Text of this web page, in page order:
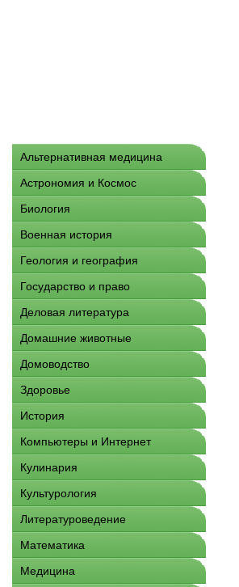
Альтернативная медицина
Астрономия и Космос
Биология
Военная история
Геология и география
Государство и право
Деловая литература
Домашние животные
Домоводство
Здоровье
История
Компьютеры и Интернет
Кулинария
Культурология
Литературоведение
Математика
Медицина